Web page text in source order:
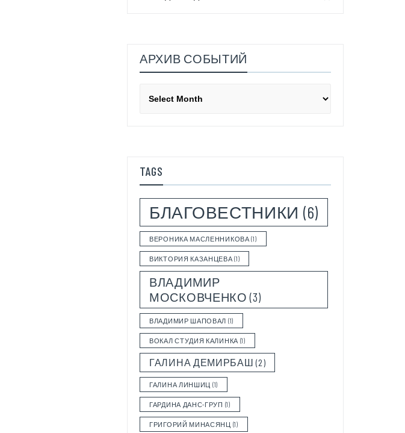
АРХИВ СОБЫТИЙ
событий
TAGS
БЛАГОВЕСТНИКИ (6)
ВЕРОНИКА МАСЛЕННИКОВА (1)
ВИКТОРИЯ КАЗАНЦЕВА (1)
ВЛАДИМИР
МОСКОВЧЕНКО (3)
ВЛАДИМИР ШАПОВАЛ (1)
ВОКАЛ СТУДИЯ КАЛИНКА (1)
ГАЛИНА ДЕМИРБАШ (2)
ГАЛИНА ЛИНШИЦ (1)
ГАРДИНА ДАНС-ГРУП (1)
ГРИГОРИЙ МИНАСЯНЦ (1)